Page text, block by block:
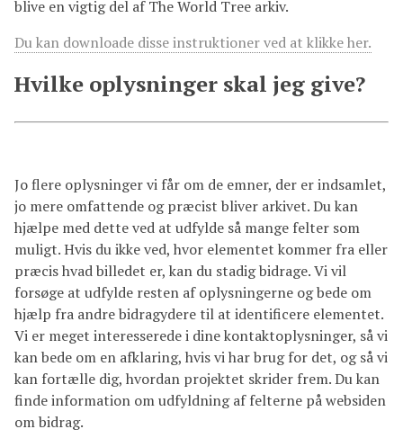
blive en vigtig del af The World Tree arkiv.
Du kan downloade disse instruktioner ved at klikke her.
Hvilke oplysninger skal jeg give?
Jo flere oplysninger vi får om de emner, der er indsamlet,
jo mere omfattende og præcist bliver arkivet. Du kan
hjælpe med dette ved at udfylde så mange felter som
muligt. Hvis du ikke ved, hvor elementet kommer fra eller
præcis hvad billedet er, kan du stadig bidrage. Vi vil
forsøge at udfylde resten af oplysningerne og bede om
hjælp fra andre bidragydere til at identificere elementet.
Vi er meget interesserede i dine kontaktoplysninger, så vi
kan bede om en afklaring, hvis vi har brug for det, og så vi
kan fortælle dig, hvordan projektet skrider frem. Du kan
finde information om udfyldning af felterne på websiden
om bidrag.